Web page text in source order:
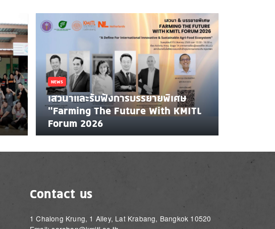
NEWS
เสวนาและรับฟังการบรรยายพิเศษ
"Farming The Future With KMITL
Forum 2026
Contact us
1 Chalong Krung, 1 Alley, Lat Krabang, Bangkok 10520